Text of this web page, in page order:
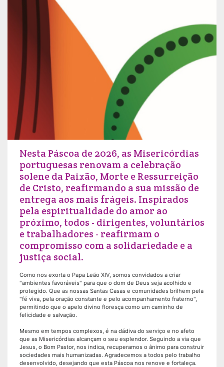
Nesta Páscoa de 2026, as Misericórdias
portuguesas renovam a celebração
solene da Paixão, Morte e Ressurreição
de Cristo, reafirmando a sua missão de
entrega aos mais frágeis. Inspirados
pela espiritualidade do amor ao
próximo, todos - dirigentes, voluntários
e trabalhadores - reafirmam o
compromisso com a solidariedade e a
justiça social.
Como nos exorta o Papa Leão XIV, somos convidados a criar
"ambientes favoráveis" para que o dom de Deus seja acolhido e
protegido. Que as nossas Santas Casas e comunidades brilhem pela
"fé viva, pela oração constante e pelo acompanhamento fraterno",
permitindo que o apelo divino floresça como um caminho de
felicidade e salvação.
Mesmo em tempos complexos, é na dádiva do serviço e no afeto
que as Misericórdias alcançam o seu esplendor. Seguindo a via que
Jesus, o Bom Pastor, nos indica, recuperamos o ânimo para construir
sociedades mais humanizadas. Agradecemos a todos pelo trabalho
desenvolvido, desejando que esta Páscoa nos renove e fortaleça.